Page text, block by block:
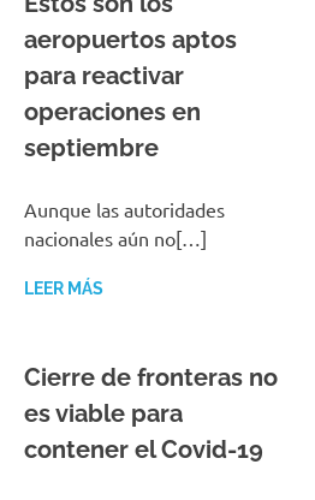
aeropuertos aptos
para reactivar
operaciones en
septiembre
Aunque las autoridades
nacionales aún no[…]
LEER MÁS
Cierre de fronteras no
es viable para
contener el Covid-19